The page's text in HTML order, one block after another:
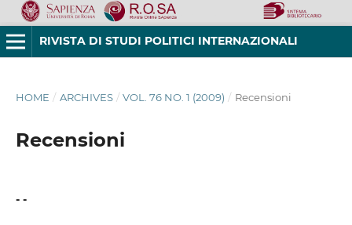
RIVISTA DI STUDI POLITICI INTERNAZIONALI
HOME / ARCHIVES / VOL. 76 NO. 1 (2009) / Recensioni
Recensioni
- -